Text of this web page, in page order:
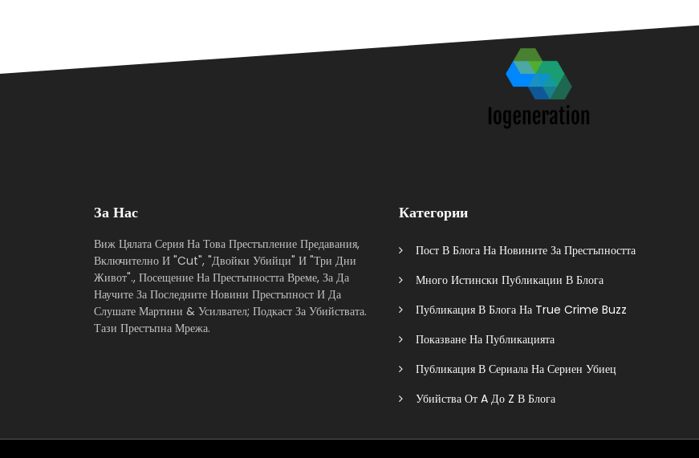
За Нас
Виж Цялата Серия На Това Престъпление Предавания,
Включително И "Cut", "Двойки Убийци" И "Три Дни
Живот"., Посещение На Престъпността Време, За Да
Научите За Последните Новини Престъпност И Да
Слушате Мартини & Усилвател; Подкаст За Убийствата.
Тази Престъпна Мрежа.
Категории
Пост В Блога На Новините За Престъпността
Много Истински Публикации В Блога
Публикация В Блога На True Crime Buzz
Показване На Публикацията
Публикация В Сериала На Сериен Убиец
Убийства От A До Z В Блога